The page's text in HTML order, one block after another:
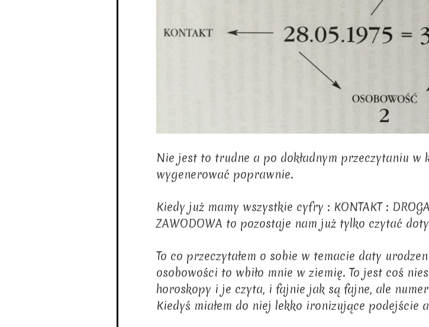
Nie jest to trudne a po dokładnym przeczytaniu w
wygenerować poprawnie.
Kiedy już mamy wszystkie cyfry : KONTAKT :
ZAWODOWA to pozostaje nam już tylko czytać
To co przeczytałem o sobie w temacie daty
osobowości to wbiło mnie w ziemię. To jest coś
horoskopy i je czyta, i fajnie jak są fajne, ale
Kiedyś miałem do niej lekko ironizujące podejście